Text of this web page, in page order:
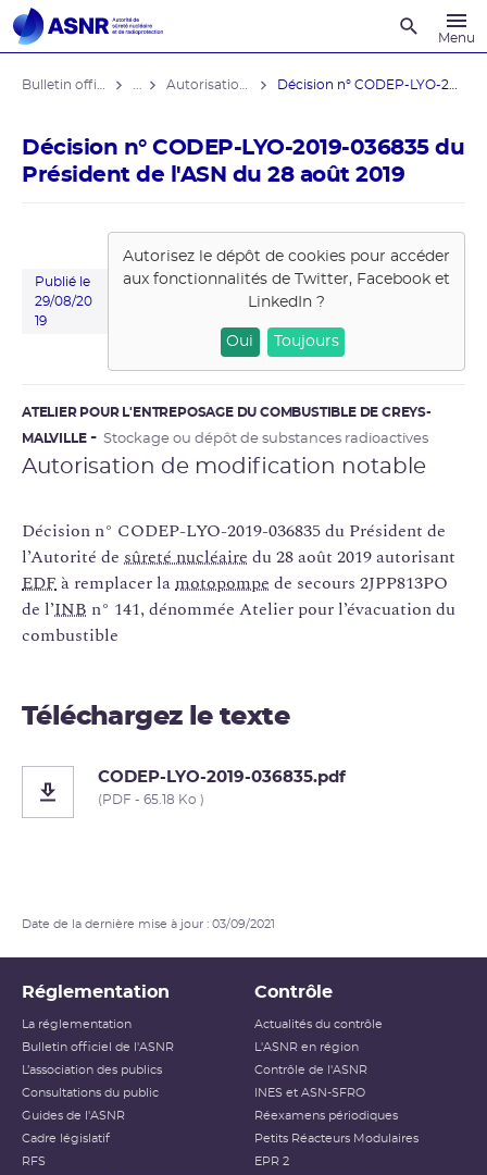
Menu
Décision n° CODEP-LYO-2019-036835 du
Président de l'ASN du 28 août 2019
Publié le
29/08/20
19
Autorisez le dépôt de cookies pour accéder
aux fonctionnalités de Twitter, Facebook et
LinkedIn?
Oui Toujours
ATELIER POUR L'ENTREPOSAGE DU COMBUSTIBLE DE CREYS-
MALVILLE
Stockage ou dépôt de substances radioactives
Autorisation de modification notable
Décision n° CODEP-LYO-2019-036835 du Président de
l’Autorité de sûreté nucléaire du 28 août 2019 autorisant
EDFà remplacer lamotopompe de secours 2JPP813PO
de l’INB n° 141, dénommée Atelier pour l’évacuation du
combustible
Téléchargez le texte
CODEP-LYO-2019-036835.pdf
(PDF - 65.18 Ko )
Date de la dernière mise à jour : 03/09/2021
Réglementation
La réglementation
Bulletin officiel de l'ASNR
L’association des publics
Consultations du public
Guides de l'ASNR
Cadre législatif
RFS
Contrôle
Actualités du contrôle
L'ASNR en région
Contrôle de l'ASNR
INES et ASN-SFRO
Réexamens périodiques
Petits Réacteurs Modulaires
EPR 2